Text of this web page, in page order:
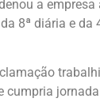
a empresa
8ª diária e
cumpria